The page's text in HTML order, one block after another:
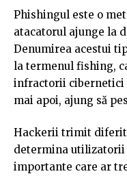
Phishingul este o
atacatorul ajunge la
Denumirea acestui
la termenul fishing,
infractorii cibernetici
mai apoi, ajung să
Hackerii trimit
determina utilizatorii
importante care ar